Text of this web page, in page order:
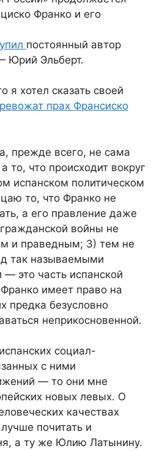
Франко и его
постоянный автор
Юрий Эльберт.
я хотел сказать своей
прах Франсиско
прежде всего, не сама
то, что происходит вокруг
испанском политическом
то, что Франко не
а его правление даже
войны не
и праведным; 3) тем не
так называемыми
это часть испанской
имеет право на
предка безусловно
неприкосновенной.
социал-
с ними
— то они мне
новых левых. О
качествах
почитать и
а ту же Юлию Латынину.